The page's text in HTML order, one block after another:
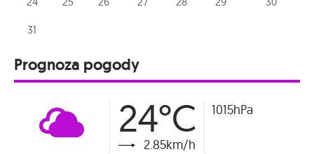
31
Prognoza pogody
24°C
2.85km/h
1015hPa